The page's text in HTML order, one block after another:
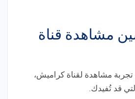
مشاهدة قناة
مشاهدة لقناة كراميش،
قد تُفيدك.